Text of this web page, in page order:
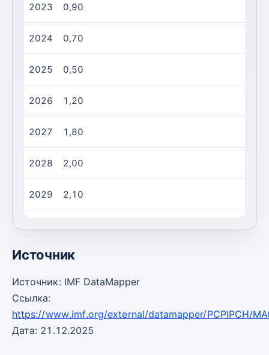
2023 0,90
2024 0,70
2025 0,50
2026 1,20
2027 1,80
2028 2,00
2029 2,10
Источник
Источник: IMF DataMapper
Ссылка:
https://www.imf.org/external/datamapper/PCPIPCH/
Дата: 21.12.2025